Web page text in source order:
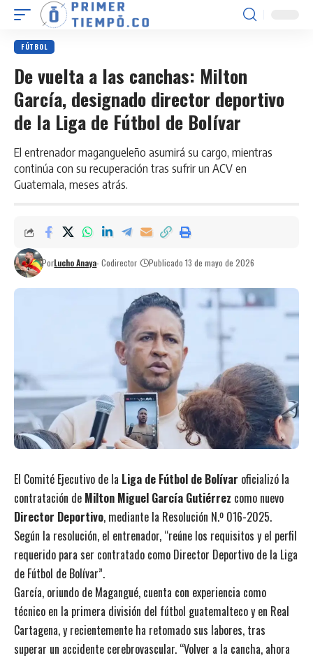
FÚTBOL
De vuelta a las canchas: Milton
García, designado director deportivo
de la Liga de Fútbol de Bolívar
El entrenador magangueleño asumirá su cargo, mientras
continúa con su recuperación tras sufrir un ACV en
Guatemala, meses atrás.
PorLucho Anaya- Codirector Publicado 13 de mayo de 2026
El Comité Ejecutivo de la Liga de Fútbol de Bolívar oficializó la
contratación de Milton Miguel García Gutiérrez como nuevo
Director Deportivo, mediante la Resolución N.º 016-2025.
Según la resolución, el entrenador, “reúne los requisitos y el perfil
requerido para ser contratado como Director Deportivo de la Liga
de Fútbol de Bolívar”.
García, oriundo de Magangué, cuenta con experiencia como
técnico en la primera división del fútbol guatemalteco y en Real
Cartagena, y recientemente ha retomado sus labores, tras
superar un accidente cerebrovascular. “Volver a la cancha, ahora